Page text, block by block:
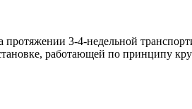
протяжении 3-4-недельной
работающей по принципу